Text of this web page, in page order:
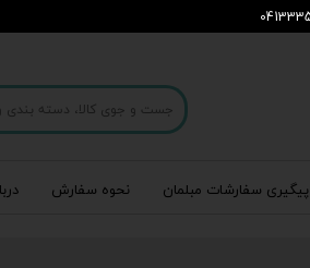
پیگیری سفارشات مبلمان نحوه سفارش